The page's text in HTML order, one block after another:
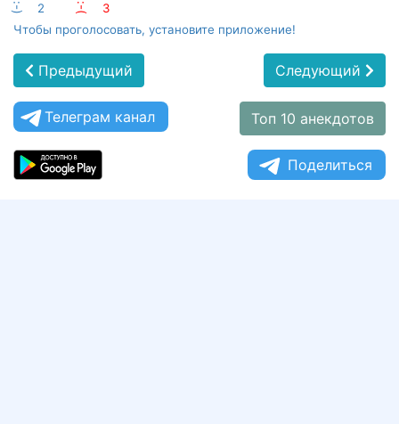
:-) 2 :-(
3
Чтобы проголосовать, установите приложение!
Предыдущий Следующий
Телеграм канал Топ 10 анекдотов
Поделиться